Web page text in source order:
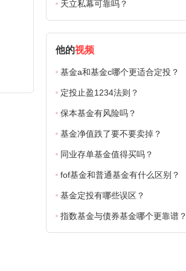
天立私幕可靠吗？
他的视频
基金a和基金c哪个更适合定投？
定投止盈1234法则？
保本基金有风险吗？
基金净值跌了要不要卖掉？
同业存单基金值得买吗？
fof基金和普通基金有什么区别？
基金定投有哪些误区？
指数基金与债券基金哪个更靠谱？